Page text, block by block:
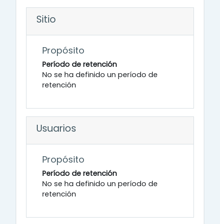
Sitio
Propósito
Período de retención
No se ha definido un período de
retención
Usuarios
Propósito
Período de retención
No se ha definido un período de
retención